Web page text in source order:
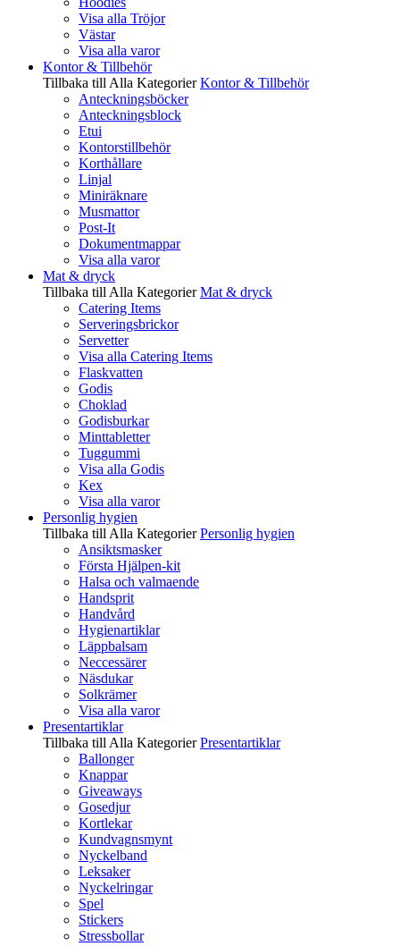
Visa alla Tröjor
Västar
Visa alla varor
Kontor & Tillbehör
Tillbaka till Alla Kategorier Kontor & Tillbehör
Anteckningsböcker
Anteckningsblock
Etui
Kontorstillbehör
Korthållare
Linjal
Miniräknare
Musmattor
Post-It
Dokumentmappar
Visa alla varor
Mat & dryck
Tillbaka till Alla Kategorier Mat & dryck
Catering Items
Serveringsbrickor
Servetter
Visa alla Catering Items
Flaskvatten
Godis
Choklad
Godisburkar
Minttabletter
Tuggummi
Visa alla Godis
Kex
Visa alla varor
Personlig hygien
Tillbaka till Alla Kategorier Personlig hygien
Ansiktsmasker
Första Hjälpen-kit
Halsa och valmaende
Handsprit
Handvård
Hygienartiklar
Läppbalsam
Neccessärer
Näsdukar
Solkrämer
Visa alla varor
Presentartiklar
Tillbaka till Alla Kategorier Presentartiklar
Ballonger
Knappar
Giveaways
Gosedjur
Kortlekar
Kundvagnsmynt
Nyckelband
Leksaker
Nyckelringar
Spel
Stickers
Stressbollar